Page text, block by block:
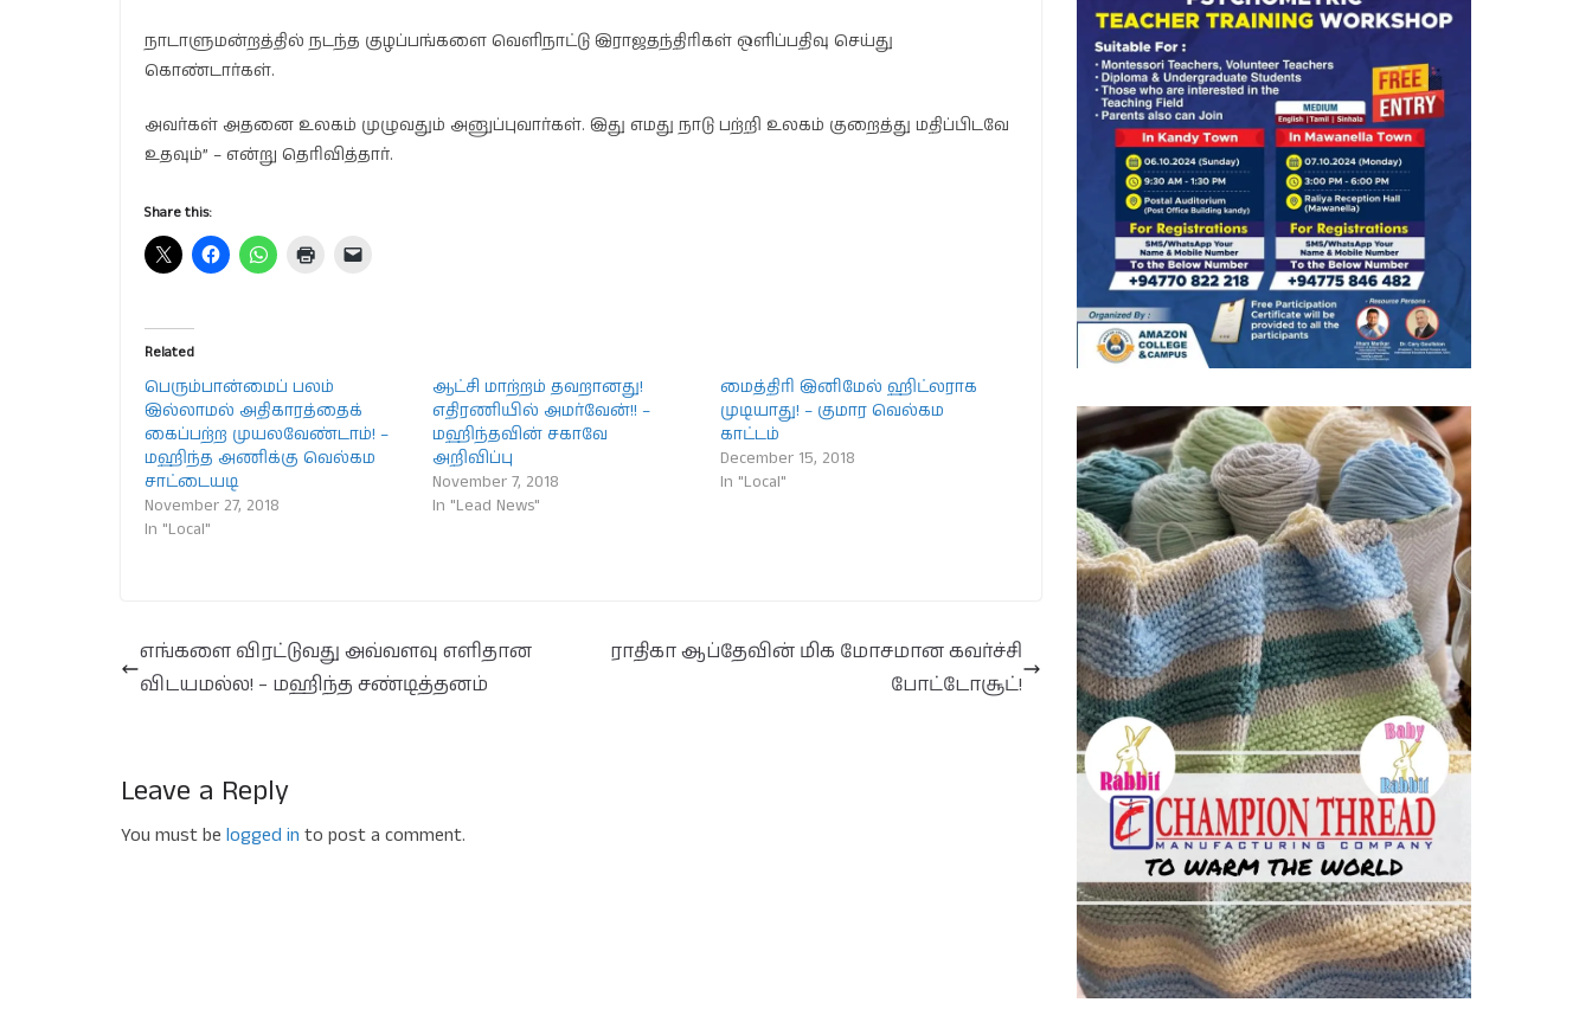
நாடாளுமன்றத்தில் நடந்த குழப்பங்களை வெளிநாட்டு இராஜதந்திரிகள் ஒளிப்பதிவு செய்து
கொண்டார்கள்.
அவர்கள் அதனை உலகம் முழுவதும் அனுப்புவார்கள். இது எமது நாடு பற்றி உலகம் குறைத்து மதிப்பிடவே
உதவும்” – என்று தெரிவித்தார்.
Share this:
Related
பெரும்பான்மைப் பலம்
இல்லாமல் அதிகாரத்தைக்
கைப்பற்ற முயலவேண்டாம்! –
மஹிந்த அணிக்கு வெல்கம
சாட்டையடி
November 27, 2018
In "Local"
ஆட்சி மாற்றம் தவறானது!
எதிரணியில் அமர்வேன்!! –
மஹிந்தவின் சகாவே
அறிவிப்பு
November 7, 2018
In "Lead News"
மைத்திரி இனிமேல் ஹிட்லராக
முடியாது! – குமார வெல்கம
காட்டம்
December 15, 2018
In "Local"
எங்களை விரட்டுவது அவ்வளவு எளிதான
விடயமல்ல! – மஹிந்த சண்டித்தனம்
ராதிகா ஆப்தேவின் மிக மோசமான கவர்ச்சி
போட்டோசூட்!
Leave a Reply
You must be logged in to post a comment.